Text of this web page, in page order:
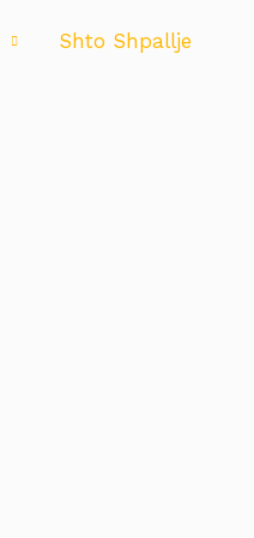
Shto Shpallje